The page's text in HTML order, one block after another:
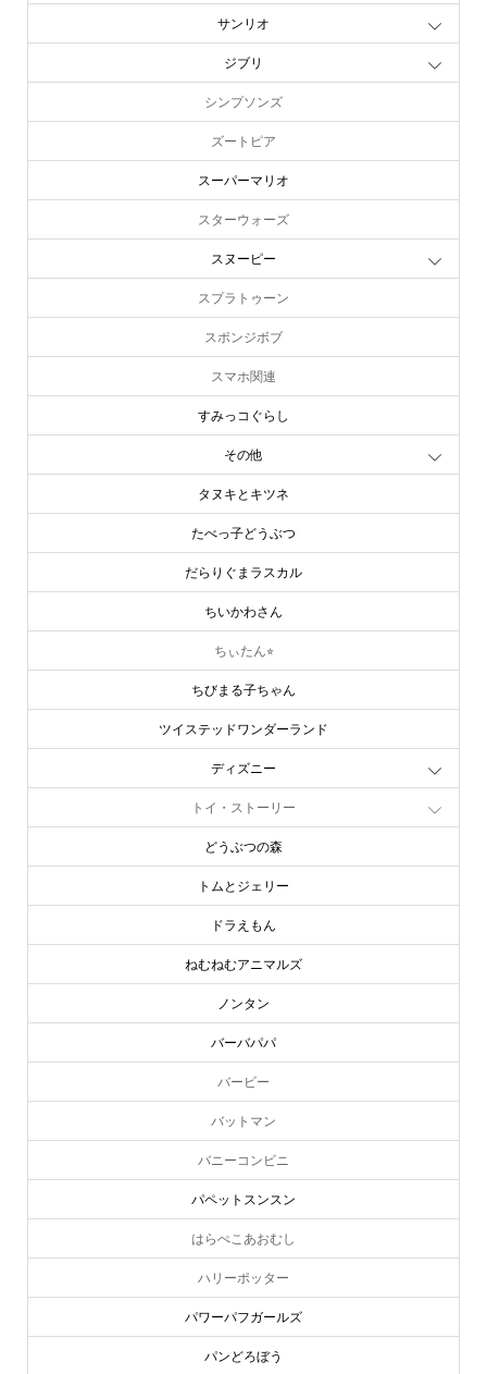
サンリオ
ジブリ
シンプソンズ
ズートピア
スーパーマリオ
スターウォーズ
スヌーピー
スプラトゥーン
スポンジボブ
スマホ関連
すみっコぐらし
その他
タヌキとキツネ
たべっ子どうぶつ
だらりぐまラスカル
ちいかわさん
ちぃたん⭐︎
ちびまる子ちゃん
ツイステッドワンダーランド
ディズニー
トイ・ストーリー
どうぶつの森
トムとジェリー
ドラえもん
ねむねむアニマルズ
ノンタン
バーバパパ
バービー
バットマン
バニーコンビニ
パペットスンスン
はらぺこあおむし
ハリーポッター
パワーパフガールズ
パンどろぼう